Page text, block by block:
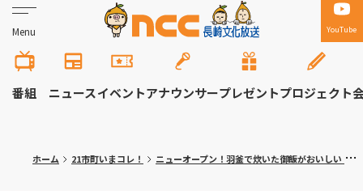
Menu YouTube
番組 ニュースイベントアナウンサープレゼントプロジェクト
ホーム 21市町いまコレ！ ニューオープン！羽釜で炊いた御飯がおいしい おにぎり専門店 長崎市「おむすびcafe TABIMUSUBI 長崎店」